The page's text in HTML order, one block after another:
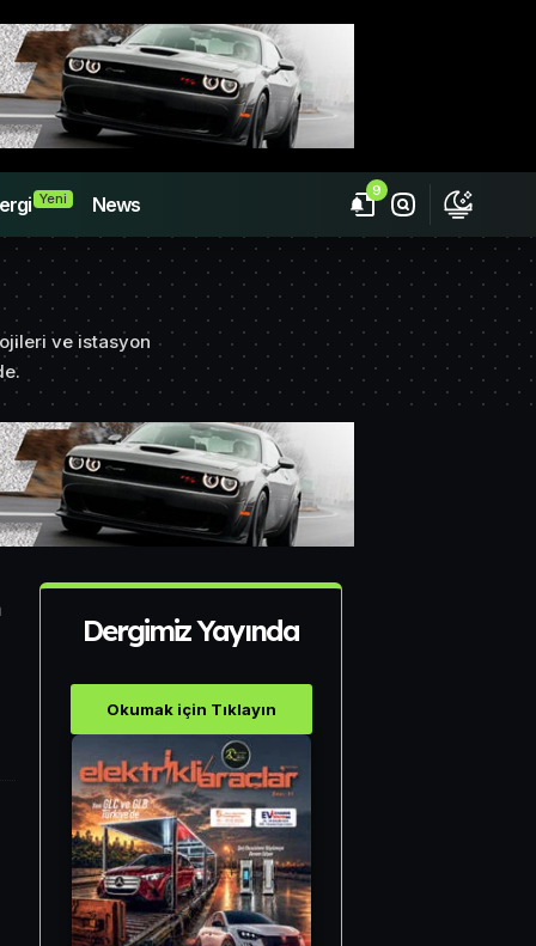
Yeni News
9
ve istasyon
Dergimiz Yayında
Okumak için Tıklayın